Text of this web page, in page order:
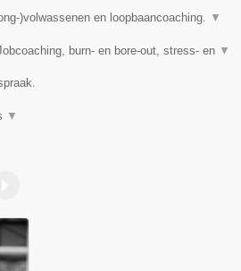
)volwassenen en loopbaancoaching. ▼
burn- en bore-out, stress- en ▼
▼